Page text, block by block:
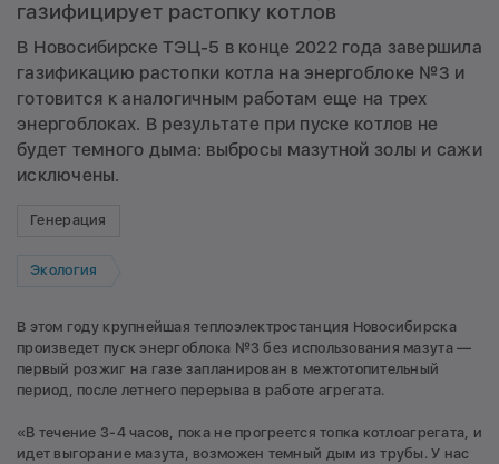
газифицирует растопку котлов
В Новосибирске ТЭЦ-5 в конце 2022 года завершила
газификацию растопки котла на энергоблоке №3 и
готовится к аналогичным работам еще на трех
энергоблоках. В результате при пуске котлов не
будет темного дыма: выбросы мазутной золы и сажи
исключены.
Генерация
Экология
В этом году крупнейшая теплоэлектростанция Новосибирска
произведет пуск энергоблока №3 без использования мазута —
первый розжиг на газе запланирован в межтотопительный
период, после летнего перерыва в работе агрегата.
«В течение 3-4 часов, пока не прогреется топка котлоагрегата, и
идет выгорание мазута, возможен темный дым из трубы. У нас